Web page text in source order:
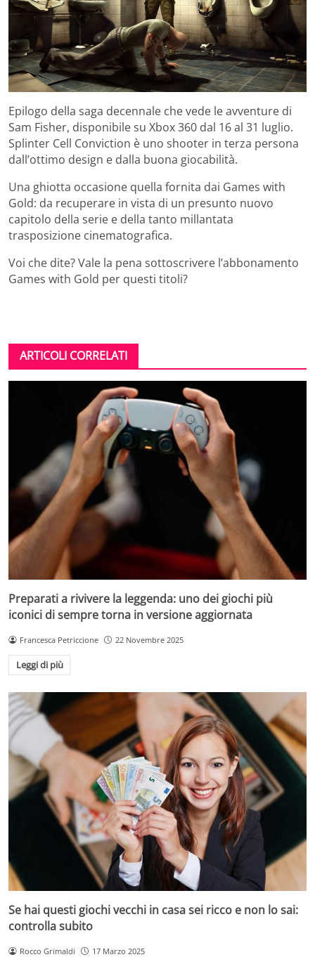
Epilogo della saga decennale che vede le avventure di
Sam Fisher, disponibile su Xbox 360 dal 16 al 31 luglio.
Splinter Cell Conviction è uno shooter in terza persona
dall’ottimo design e dalla buona giocabilità.
Una ghiotta occasione quella fornita dai Games with
Gold: da recuperare in vista di un presunto nuovo
capitolo della serie e della tanto millantata
trasposizione cinematografica.
Voi che dite? Vale la pena sottoscrivere l’abbonamento
Games with Gold per questi titoli?
ARTICOLI CORRELATI
Preparati a rivivere la leggenda: uno dei giochi più
iconici di sempre torna in versione aggiornata
Francesca Petriccione 22 Novembre 2025
Leggi di più
Se hai questi giochi vecchi in casa sei ricco e non lo sai:
controlla subito
Rocco Grimaldi 17 Marzo 2025